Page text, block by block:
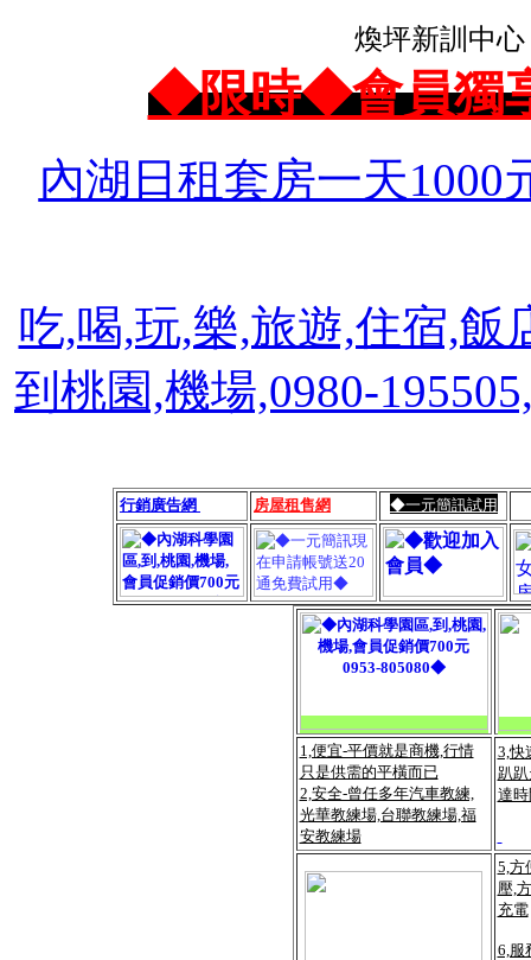
煥坪新訓中
◆限時◆會員獨
內湖日租套房一天1000
吃,喝,玩,樂,旅遊,住宿,飯
到桃園,機場,0980-
行銷廣告網 房屋租售網 ◆一元簡訊試用
1,便宜-平價就是商機,行情
只是供需的平橫而已
2,安全-曾任多年汽車教練,
光華教練場,台聯教練場,福
安教練場
3,快
趴
達時
5,方
壓,
充電
6,服